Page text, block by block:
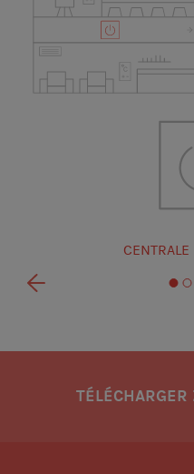
CENTRALE
TÉLÉCHARGER